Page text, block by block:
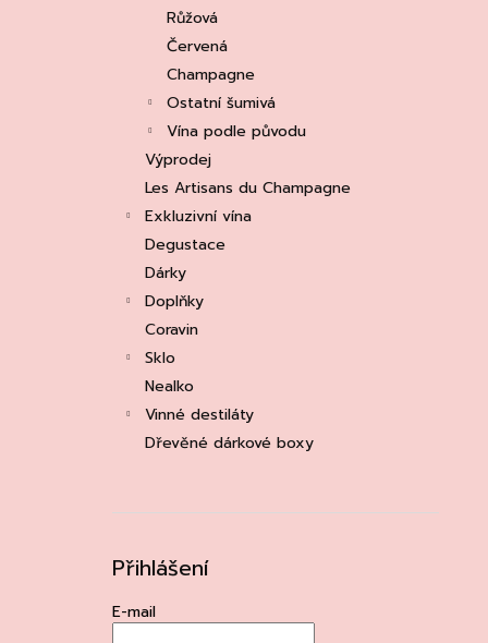
Růžová
Červená
Champagne
Ostatní šumivá
Vína podle původu
Výprodej
Les Artisans du Champagne
Exkluzivní vína
Degustace
Dárky
Doplňky
Coravin
Sklo
Nealko
Vinné destiláty
Dřevěné dárkové boxy
Přihlášení
E-mail
ASOLO PROSECCO SUPERIORE DOCG
BRUT, MARTIGNAGO
253 Kč
Původně: 335 Kč